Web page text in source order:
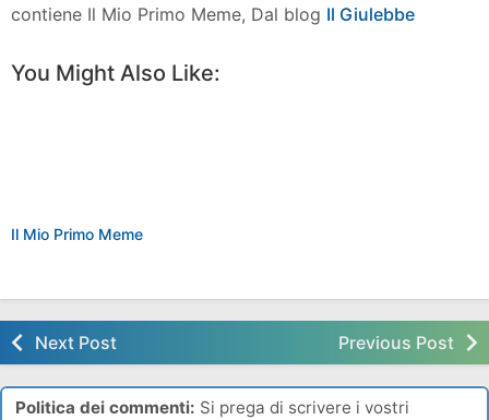
contiene Il Mio Primo Meme, Dal blog Il Giulebbe
You Might Also Like:
Il Mio Primo Meme
Next Post Previous Post
Politica dei commenti: Si prega di scrivere i vostri